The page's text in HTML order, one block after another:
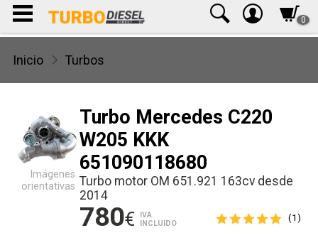
0
Inicio Turbos
Turbo Mercedes C220
W205 KKK
651090118680
Turbo motor OM 651.921 163cv desde
2014
780€
IVA
INCLUIDO
(1)
Imágenes
orientativas